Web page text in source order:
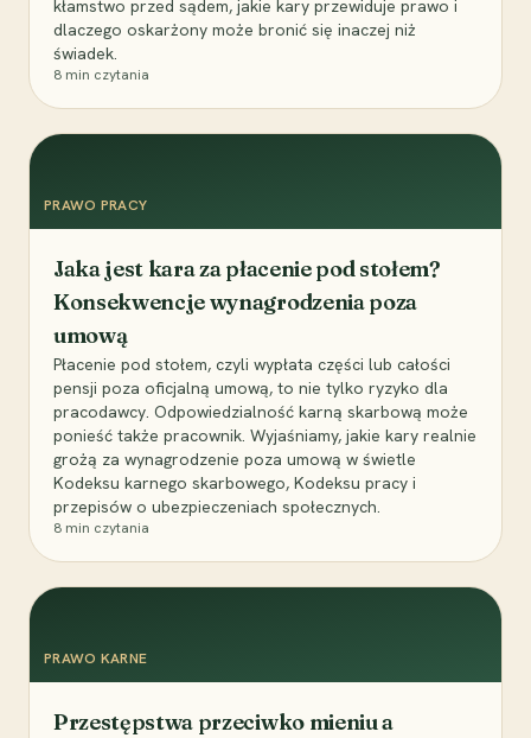
kłamstwo przed sądem, jakie kary przewiduje prawo i
dlaczego oskarżony może bronić się inaczej niż
świadek.
8 min czytania
PRAWO PRACY
Jaka jest kara za płacenie pod stołem?
Konsekwencje wynagrodzenia poza
umową
Płacenie pod stołem, czyli wypłata części lub całości
pensji poza oficjalną umową, to nie tylko ryzyko dla
pracodawcy. Odpowiedzialność karną skarbową może
ponieść także pracownik. Wyjaśniamy, jakie kary realnie
grożą za wynagrodzenie poza umową w świetle
Kodeksu karnego skarbowego, Kodeksu pracy i
przepisów o ubezpieczeniach społecznych.
8 min czytania
PRAWO KARNE
Przestępstwa przeciwko mieniu a